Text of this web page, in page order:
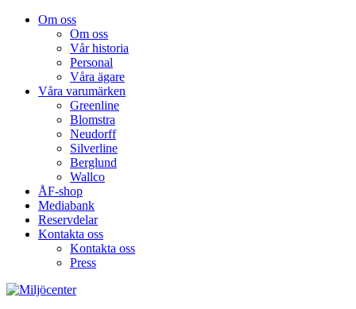
Om oss
Om oss
Vår historia
Personal
Våra ägare
Våra varumärken
Greenline
Blomstra
Neudorff
Silverline
Berglund
Wallco
ÅF-shop
Mediabank
Reservdelar
Kontakta oss
Kontakta oss
Press